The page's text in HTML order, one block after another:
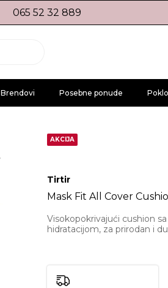
065 52 32 889
Brendovi Posebne ponude
AKCIJA
Tirtir
Mask Fit All Cover
Visokopokrivajući cushion
hidratacijom, za prirodan i